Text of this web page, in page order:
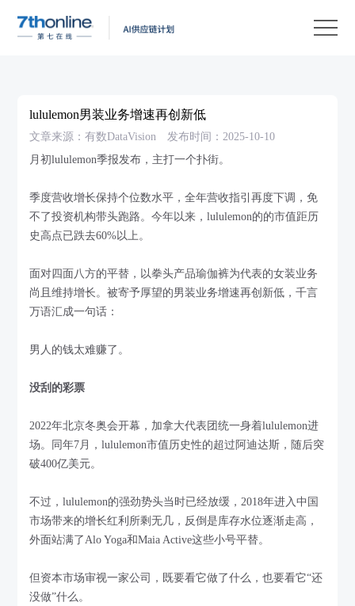
lululemon男装业务增速再创新低
文章来源：有数DataVision
发布时间：2025-10-10
月初lululemon季报发布，主打一个扑街。
季度营收增长保持个位数水平，全年营收指引再度下调，免
不了投资机构带头跑路。今年以来，lululemon的的市值距历
史高点已跌去60%以上。
面对四面八方的平替，以拳头产品瑜伽裤为代表的女装业务
尚且维持增长。被寄予厚望的男装业务增速再创新低，千言
万语汇成一句话：
男人的钱太难赚了。
没刮的彩票
2022年北京冬奥会开幕，加拿大代表团统一身着lululemon进
场。同年7月，lululemon市值历史性的超过阿迪达斯，随后突
破400亿美元。
不过，lululemon的强劲势头当时已经放缓，2018年进入中国
市场带来的增长红利所剩无几，反倒是库存水位逐渐走高，
外面站满了Alo Yoga和Maia Active这些小号平替。
但资本市场审视一家公司，既要看它做了什么，也要看它“还
没做”什么。